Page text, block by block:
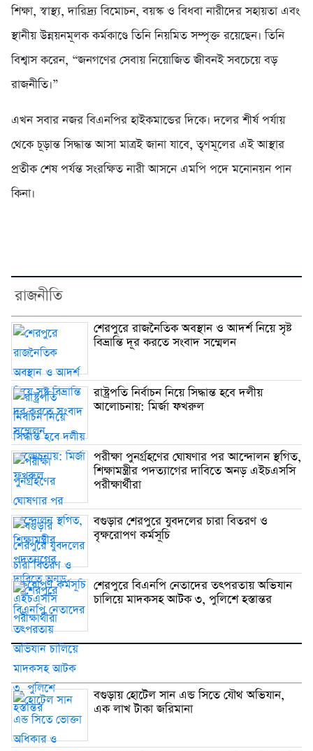
শিক্ষা, স্বাস্থ্য, দারিদ্র্য বিমোচন, বয়স্ক ও বিধবা নারীদের সহায়তা এবং
স্থানীয় উন্নয়নমূলক কর্মকাণ্ডে তিনি নিয়মিত সম্পৃক্ত রয়েছেন। তিনি
বিশ্বাস করেন, “জনগণের সেবায় নিয়োজিত জীবনই সবচেয়ে বড়
রাজনীতি।”
এখন সবার নজর বিএনপির হাইকমান্ডের দিকে। দলের শীর্ষ পর্যায়
থেকে চূড়ান্ত সিদ্ধান্ত আসা মাত্রই জানা যাবে, তৃণমূলের এই আস্থার
প্রতীক শেষ পর্যন্ত সংরক্ষিত নারী আসনে এমপি পদে মনোনয়ন পান
কিনা।
রাজনীতি
শেরপুরে রাজনৈতিক অবস্থান ও আদর্শ নিয়ে সৃষ্ট
বিভ্রান্তি দূর করতে সংবাদ সম্মেলন
রাষ্ট্রপতি নির্বাচন নিয়ে সিদ্ধান্ত হবে দলীয়
আলোচনায়: মির্জা ফখরুল
পরীক্ষা পুনর্গ্রহণের ঘোষণার পর আন্দোলন স্থগিত,
শিক্ষামন্ত্রীর পদত্যাগের দাবিতে অনড় এইচএসসি
পরীক্ষার্থীরা
বগুড়ার শেরপুরে যুবদলের চারা বিতরণ ও
বৃক্ষরোপণ কর্মসূচি
শেরপুরে বিএনপি নেতাদের তৎপরতায় অভিযান
চালিয়ে মাদকসহ আটক ৩, পুলিশে হস্তান্তর
বগুড়ায় হোটেল সান এন্ড সিতে যৌথ অভিযান,
এক লাখ টাকা জরিমানা